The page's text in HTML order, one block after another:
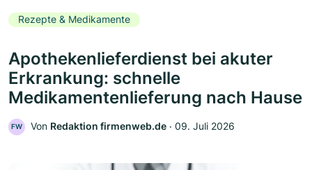
Rezepte & Medikamente
Apothekenlieferdienst bei akuter
Erkrankung: schnelle
Medikamentenlieferung nach Hause
FW Von Redaktion firmenweb.de ‧ 09. Juli 2026